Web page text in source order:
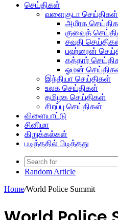
செய்திகள்
வளைகுடா செய்திகள்
அமீரக
குவைத்
சவுதி
பஹ்ரைன்
கத்தார்
ஓமன்
இந்தியா செய்திகள்
உலக செய்திகள்
தமிழக செய்திகள்
சிறப்பு செய்திகள்
விளையாட்டு
சினிமா
கிறுக்கல்கள்
படித்ததில் பிடித்தது
Random Article
Home/World Police Summit